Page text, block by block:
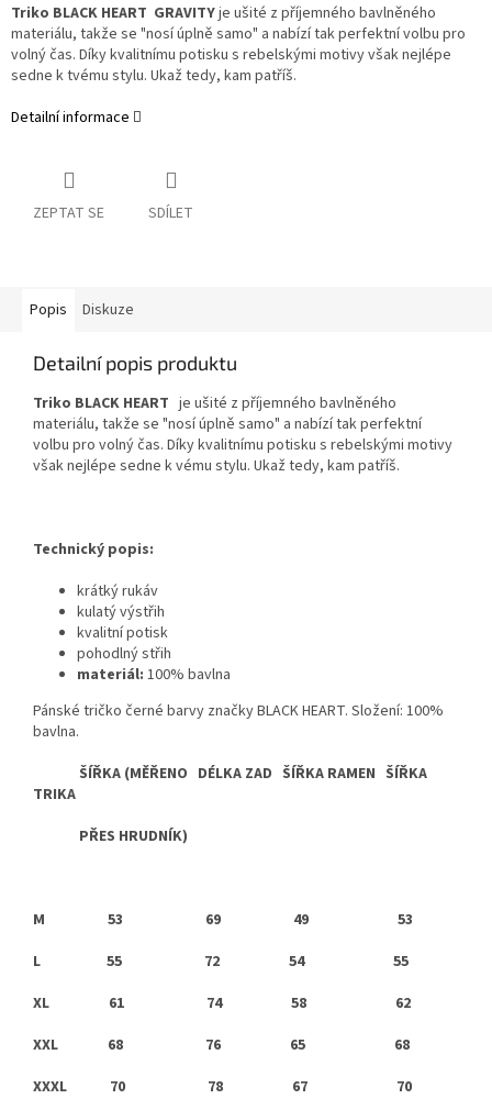
Triko BLACK HEART GRAVITYje ušité z příjemného bavlněného
materiálu, takže se "nosí úplně samo" a nabízí tak perfektní volbu pro
volný čas. Díky kvalitnímu potisku s rebelskými motivy však nejlépe
sedne k tvému stylu. Ukaž tedy, kam patříš.
Detailní informace
ZEPTAT SE SDÍLET
Popis Diskuze
Detailní popis produktu
Triko BLACK HEART je ušité z příjemného bavlněného
materiálu, takže se "nosí úplně samo" a nabízí tak perfektní
volbu pro volný čas. Díky kvalitnímu potisku s rebelskými motivy
však nejlépe sedne k vému stylu. Ukaž tedy, kam patříš.
Technický popis:
krátký rukáv
kulatý výstřih
kvalitní potisk
pohodlný střih
materiál: 100% bavlna
Pánské tričko černé barvy značky BLACK HEART. Složení: 100%
bavlna.
ŠÍŘKA (MĚŘENO DÉLKA ZAD ŠÍŘKA RAMEN ŠÍŘKA
TRIKA
PŘES HRUDNÍK)
M 53 69 49 53
L
55 72 54 55
XL 61 74 58 62
XXL 68 76 65 68
XXXL 70 78 67 70